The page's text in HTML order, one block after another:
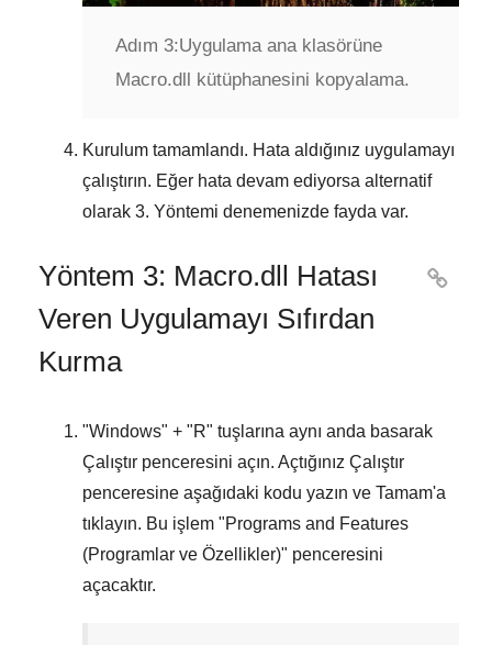
Adım 3:Uygulama ana klasörüne
Macro.dll kütüphanesini kopyalama.
Kurulum tamamlandı. Hata aldığınız uygulamayı
çalıştırın. Eğer hata devam ediyorsa alternatif
olarak 3. Yöntemi denemenizde fayda var.
Yöntem 3: Macro.dll Hatası
Veren Uygulamayı Sıfırdan
Kurma

"Windows" + "R" tuşlarına aynı anda basarak
Çalıştır penceresini açın. Açtığınız Çalıştır
penceresine aşağıdaki kodu yazın ve Tamam'a
tıklayın. Bu işlem "Programs and Features
(Programlar ve Özellikler)" penceresini
açacaktır.